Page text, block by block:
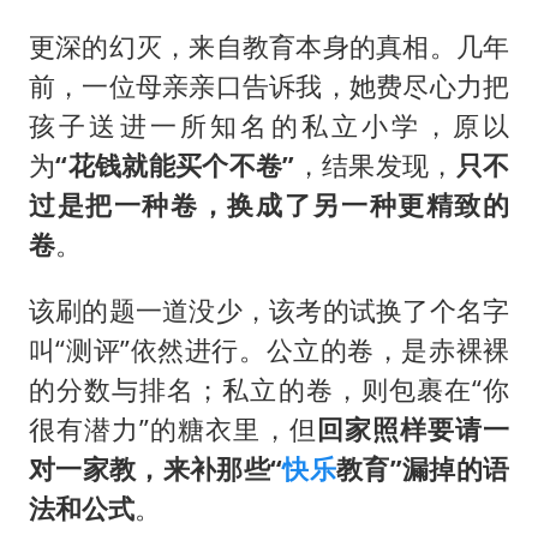
更深的幻灭，来自教育本身的真相。几年
前，一位母亲亲口告诉我，她费尽心力把
孩子送进一所知名的私立小学，原以
为“花钱就能买个不卷” ，结果发现， 只不
过是把一种卷，换成了另一种更精致的
卷。
该刷的题一道没少，该考的试换了个名字
叫“测评”依然进行。公立的卷，是赤裸裸
的分数与排名；私立的卷，则包裹在“你
很有潜力”的糖衣里，但 回家照样要请一
对一家教，来补那些“快乐教育”漏掉的语
法和公式。